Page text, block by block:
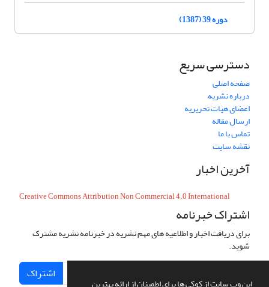
این وب سایت از کوکی ها برای اطمینان از ارائه بهترین
دوره 39 (1387)
دسترسی سریع
صفحه اصلی
درباره نشریه
اعضای هیات تحریریه
ارسال مقاله
تماس با ما
نقشه سایت
آخرین اخبار
Creative Commons Attribution Non Commercial 4.0 International
اشتراک خبرنامه
برای دریافت اخبار و اطلاعیه های مهم نشریه در خبرنامه نشریه مشترک
شوید.
اشتراک